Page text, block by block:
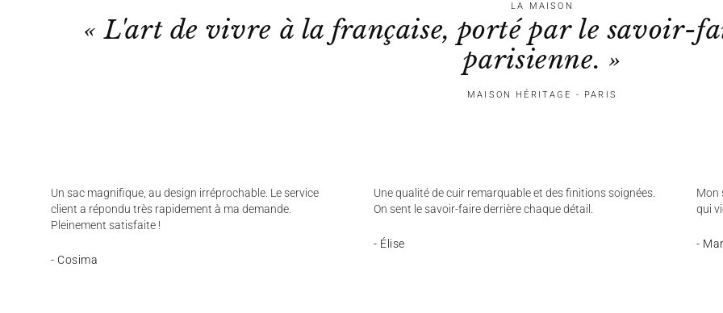
LA MAISON
« L'art de vivre à la française, porté par le savoir-
parisienne. »
MAISON HÉRITAGE - PARIS
Un sac magnifique, au design irréprochable. Le service
client a répondu très rapidement à ma demande.
Pleinement satisfaite !
- Cosima
Une qualité de cuir remarquable et des finitions soignées.
On sent le savoir-faire derrière chaque détail.
- Élise
Mon
qui
-